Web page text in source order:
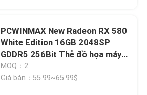
PCWINMAX New Radeon RX 580
White Edition 16GB 2048SP
GDDR5 256Bit Thẻ đồ họa máy
tính để bàn hai fan với GPU cổng
HD DVI DP
MOQ：2
Giá bán：55.99~65.99$